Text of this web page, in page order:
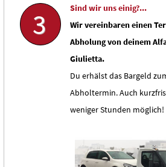
3
Sind wir uns einig?...
Wir vereinbaren einen
Abholung von deinem
Giulietta.
Du erhälst das Bargeld
Abholtermin. Auch
weniger Stunden möglich!